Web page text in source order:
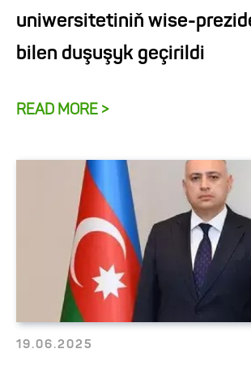
uniwersitetiniň wise-
bilen duşuşyk geçirildi
READ MORE >
19.06.2025